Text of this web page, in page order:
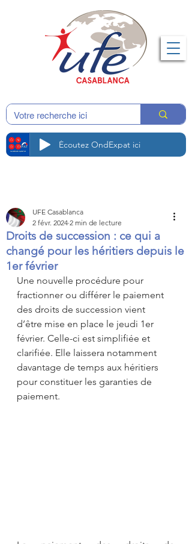
Écoutez OndExpat ici
Droits de succession : ce qui a
changé pour les héritiers depuis le
1er février
UFE Casablanca
2 févr. 2024 2 min de lecture
Une nouvelle procédure pour
fractionner ou différer le paiement
des droits de succession vient
d’être mise en place le jeudi 1er
février. Celle-ci est simplifiée et
clarifiée. Elle laissera notamment
davantage de temps aux héritiers
pour constituer les garanties de
paiement.